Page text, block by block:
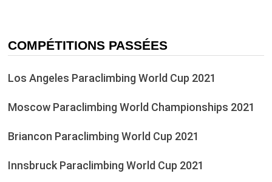
COMPÉTITIONS PASSÉES
Los Angeles Paraclimbing World Cup 2021
Moscow Paraclimbing World Championships 2021
Briancon Paraclimbing World Cup 2021
Innsbruck Paraclimbing World Cup 2021